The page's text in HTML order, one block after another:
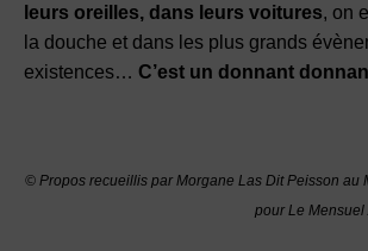
leurs oreilles, dans leurs voitures, on
la douche et dans les plus grands
existences… C’est un donnant
© Propos recueillis par Morgane Las Dit Peisson au
pour Le Mensuel